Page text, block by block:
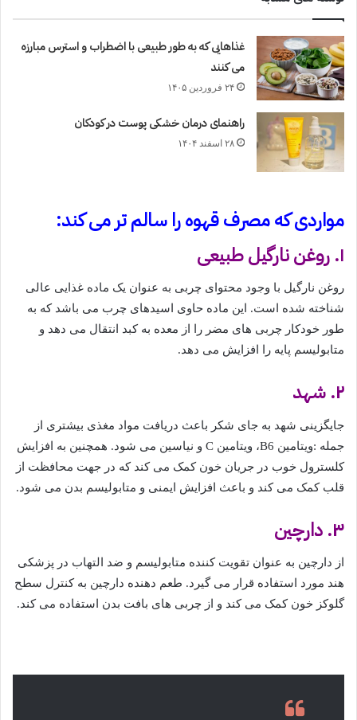
غذاهایی که به طور طبیعی با اضطراب و استرس مبارزه
می کنند
۲۴ فروردین ۱۴۰۵
راهنمای درمان خشکی پوست در کودکان
۲۸ اسفند ۱۴۰۴
مواردی که مصرف قهوه را سالم تر می کند:
۱. روغن نارگیل طبیعی
روغن نارگیل با وجود محتوای چربی به عنوان یک ماده غذایی عالی
شناخته شده است. این ماده حاوی اسیدهای چرب می باشد که به
طور خودکار چربی های مضر را از معده به کبد انتقال می دهد و
متابولیسم پایه را افزایش می دهد.
۲. شهد
جایگزینی شهد به جای شکر باعث دریافت مواد مغذی بیشتری از
جمله :ویتامین B6، ویتامین C و نیاسین می شود. همچنین به افزایش
کلسترول خوب در جریان خون کمک می کند که در جهت محافظت از
قلب کمک می کند و باعث افزایش ایمنی و متابولیسم بدن می شود.
۳. دارچین
از دارچین به عنوان تقویت کننده متابولیسم و ضد التهاب در پزشکی
هند مورد استفاده قرار می گیرد. طعم دهنده دارچین به کنترل سطح
گلوکز خون کمک می کند و از چربی های بافت بدن استفاده می کند.